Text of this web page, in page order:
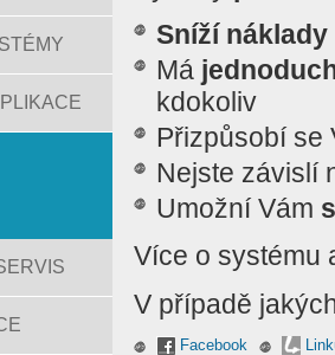
Sníží náklady
Má
kdokoliv
Přizpůsobí se
Nejste závislí
Umožní Vám
Více o systému
V případě
Facebook